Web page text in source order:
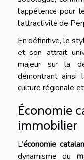
l’appétence pour
l’attractivité de
En définitive, le
et son attrait
majeur sur la
démontrant ainsi
culture régionale
Économie
immobilier
L’économie
dynamisme du